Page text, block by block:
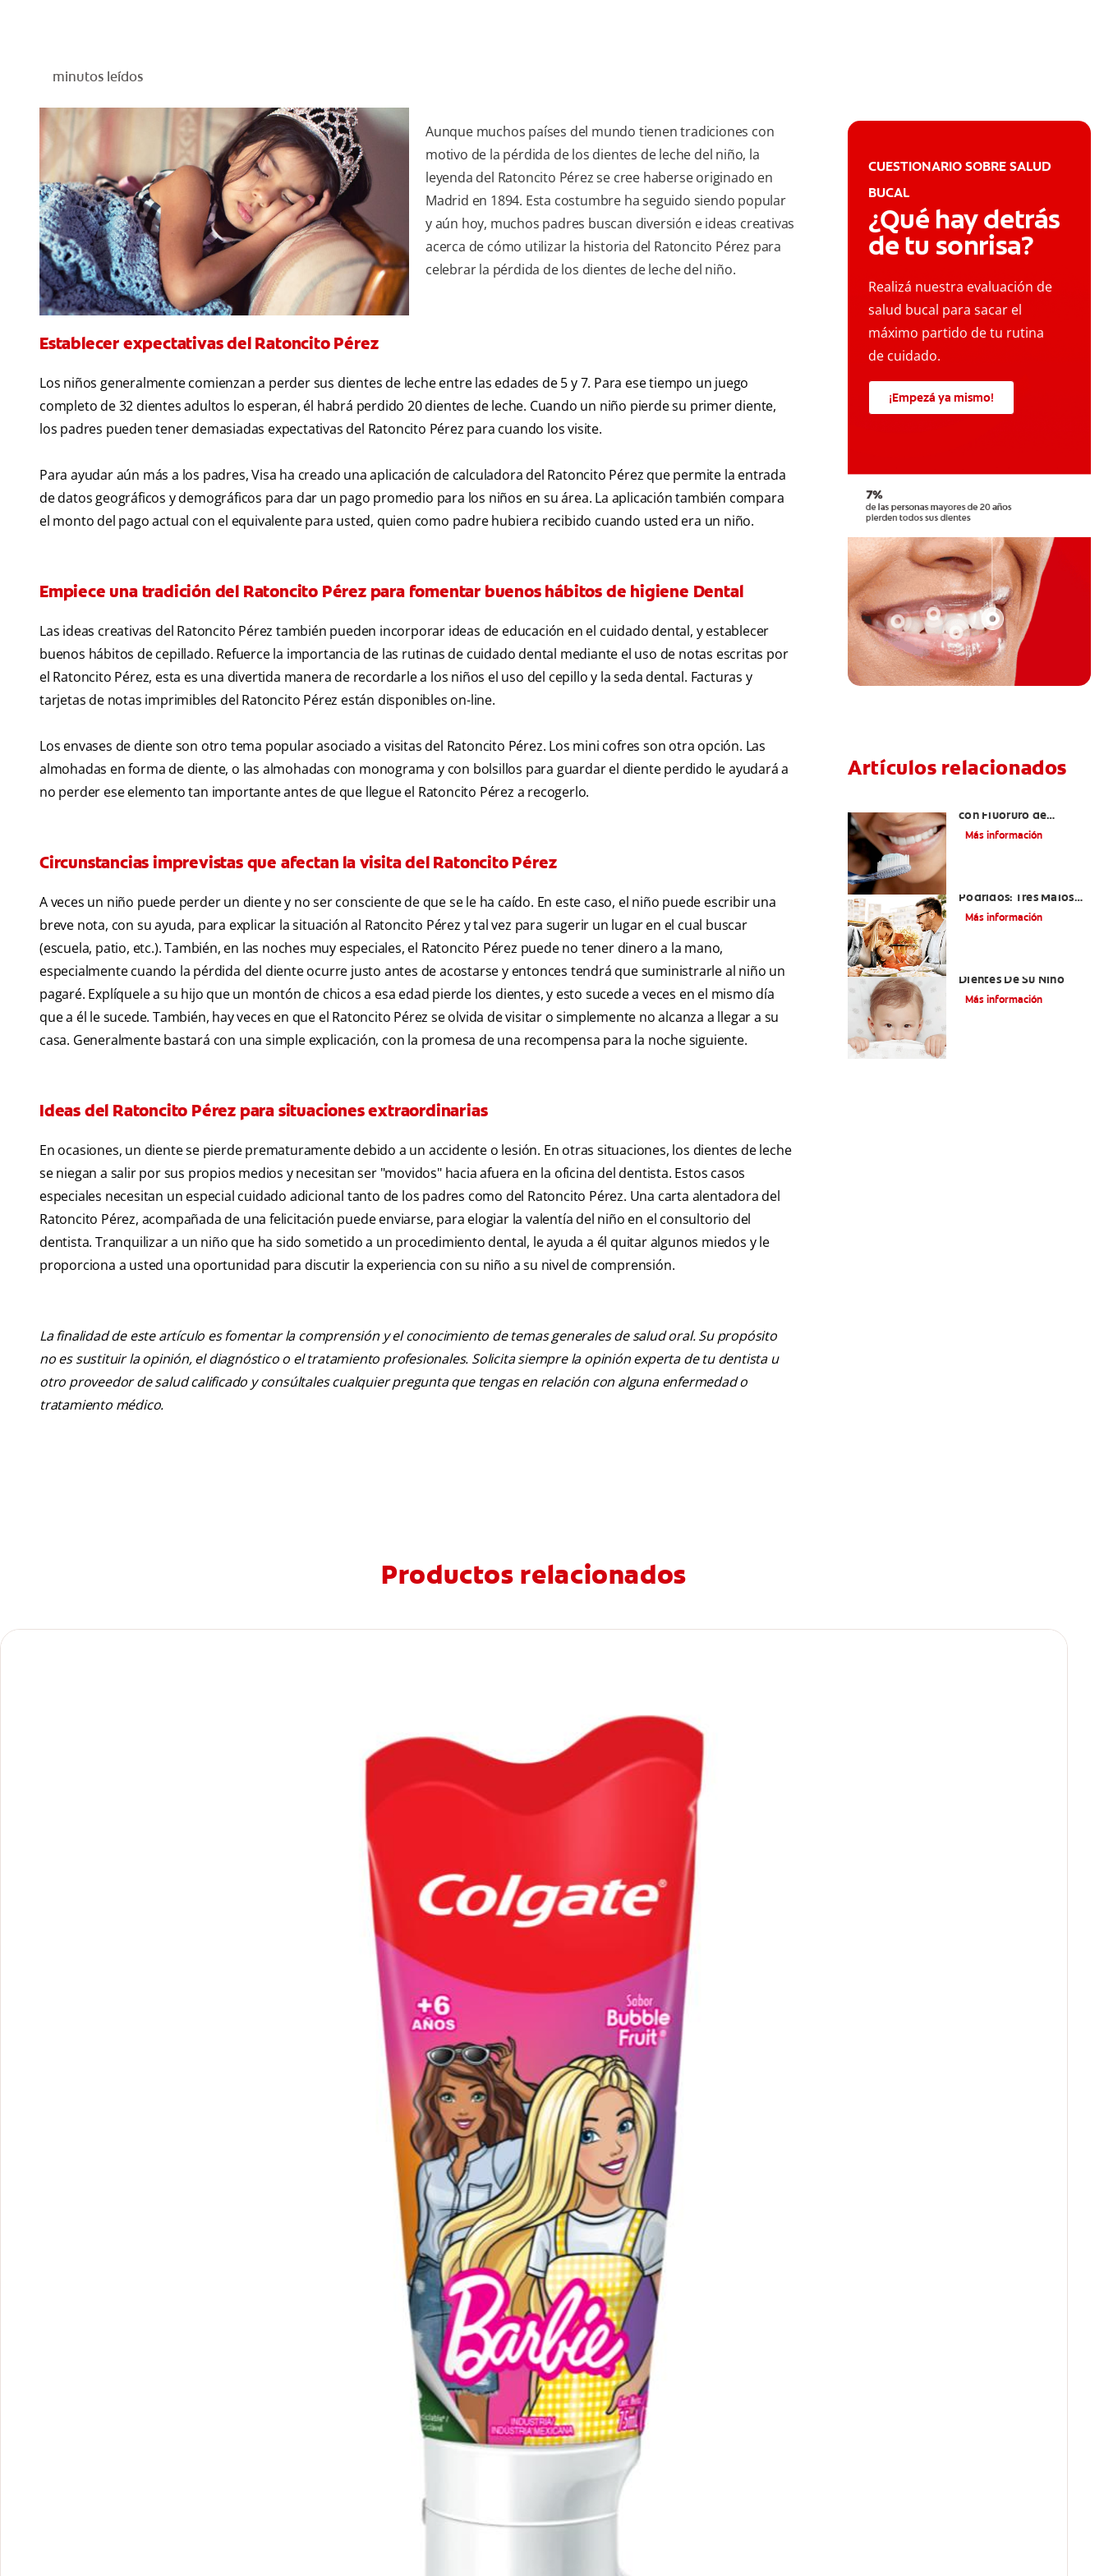
minutos leídos
Aunque muchos países del mundo tienen tradiciones con
motivo de la pérdida de los dientes de leche del niño, la
leyenda del Ratoncito Pérez se cree haberse originado en
Madrid en 1894. Esta costumbre ha seguido siendo popular
y aún hoy, muchos padres buscan diversión e ideas creativas
acerca de cómo utilizar la historia del Ratoncito Pérez para
celebrar la pérdida de los dientes de leche del niño.
Establecer expectativas del Ratoncito Pérez
Los niños generalmente comienzan a perder sus dientes de leche entre las edades de 5 y 7. Para ese tiempo un juego
completo de 32 dientes adultos lo esperan, él habrá perdido 20 dientes de leche. Cuando un niño pierde su primer diente,
los padres pueden tener demasiadas expectativas del Ratoncito Pérez para cuando los visite.
Para ayudar aún más a los padres, Visa ha creado una aplicación de calculadora del Ratoncito Pérez que permite la entrada
de datos geográficos y demográficos para dar un pago promedio para los niños en su área. La aplicación también compara
el monto del pago actual con el equivalente para usted, quien como padre hubiera recibido cuando usted era un niño.
Empiece una tradición del Ratoncito Pérez para fomentar buenos hábitos de higiene Dental
Las ideas creativas del Ratoncito Pérez también pueden incorporar ideas de educación en el cuidado dental, y establecer
buenos hábitos de cepillado. Refuerce la importancia de las rutinas de cuidado dental mediante el uso de notas escritas por
el Ratoncito Pérez, esta es una divertida manera de recordarle a los niños el uso del cepillo y la seda dental. Facturas y
tarjetas de notas imprimibles del Ratoncito Pérez están disponibles on-line.
Los envases de diente son otro tema popular asociado a visitas del Ratoncito Pérez. Los mini cofres son otra opción. Las
almohadas en forma de diente, o las almohadas con monograma y con bolsillos para guardar el diente perdido le ayudará a
no perder ese elemento tan importante antes de que llegue el Ratoncito Pérez a recogerlo.
Circunstancias imprevistas que afectan la visita del Ratoncito Pérez
A veces un niño puede perder un diente y no ser consciente de que se le ha caído. En este caso, el niño puede escribir una
breve nota, con su ayuda, para explicar la situación al Ratoncito Pérez y tal vez para sugerir un lugar en el cual buscar
(escuela, patio, etc.). También, en las noches muy especiales, el Ratoncito Pérez puede no tener dinero a la mano,
especialmente cuando la pérdida del diente ocurre justo antes de acostarse y entonces tendrá que suministrarle al niño un
pagaré. Explíquele a su hijo que un montón de chicos a esa edad pierde los dientes, y esto sucede a veces en el mismo día
que a él le sucede. También, hay veces en que el Ratoncito Pérez se olvida de visitar o simplemente no alcanza a llegar a su
casa. Generalmente bastará con una simple explicación, con la promesa de una recompensa para la noche siguiente.
Ideas del Ratoncito Pérez para situaciones extraordinarias
En ocasiones, un diente se pierde prematuramente debido a un accidente o lesión. En otras situaciones, los dientes de leche
se niegan a salir por sus propios medios y necesitan ser "movidos" hacia afuera en la oficina del dentista. Estos casos
especiales necesitan un especial cuidado adicional tanto de los padres como del Ratoncito Pérez. Una carta alentadora del
Ratoncito Pérez, acompañada de una felicitación puede enviarse, para elogiar la valentía del niño en el consultorio del
dentista. Tranquilizar a un niño que ha sido sometido a un procedimiento dental, le ayuda a él quitar algunos miedos y le
proporciona a usted una oportunidad para discutir la experiencia con su niño a su nivel de comprensión.
La finalidad de este artículo es fomentar la comprensión y el conocimiento de temas generales de salud oral. Su propósito
no es sustituir la opinión, el diagnóstico o el tratamiento profesionales. Solicita siempre la opinión experta de tu dentista u
otro proveedor de salud calificado y consúltales cualquier pregunta que tengas en relación con alguna enfermedad o
tratamiento médico.
CUESTIONARIO SOBRE SALUD
BUCAL
¿Qué hay detrás
de tu sonrisa?
Realizá nuestra evaluación de
salud bucal para sacar el
máximo partido de tu rutina
de cuidado.
¡Empezá ya mismo!
Artículos relacionados
con Fluoruro de
Estaño?
Más información
Podridos: Tres Malos
Hábitos Que Podrían
Más información
Dientes De Su Niño
Más información
Productos relacionados